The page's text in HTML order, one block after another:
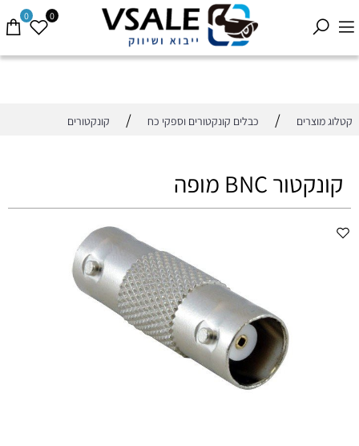
0 0
קטלוג מוצרים / כבלים קונקטורים וספקי כח / קונקטורים
קונקטור BNC מופה